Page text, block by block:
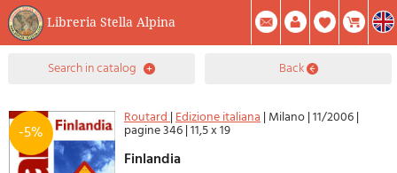
Libreria Stella Alpina
0Item(s) In Your Cart
Summary
Facebook
Create Account Mod. Password
search in catalog back
-5%
Routard|Edizione italiana| Milano|11/2006|
pagine 346|11,5 x 19
Finlandia